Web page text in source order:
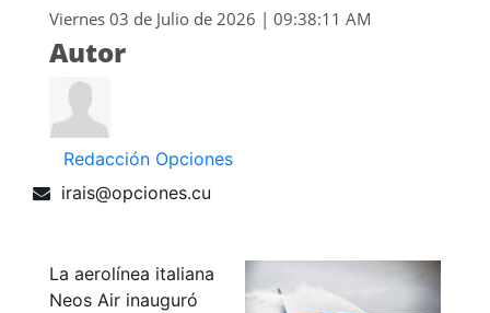
Viernes 03 de Julio de 2026 | 09:38:11 AM
Autor
Redacción Opciones
irais@opciones.cu
La aerolínea italiana
Neos Air inauguró